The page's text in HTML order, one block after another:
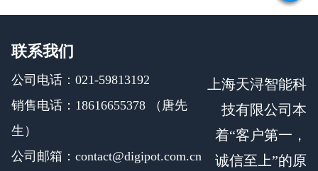
联系我们
公司电话：021-59813192
销售电话：18616655378 （唐先
生）
公司邮箱：contact@digipot.com.cn
上海天浔智能科
技有限公司本
着“客户第一，
诚信至上”的原